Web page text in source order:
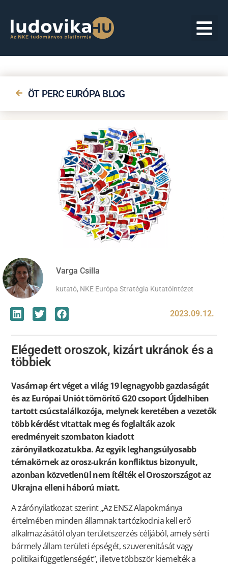
ÖT PERC EURÓPA BLOG
Varga Csilla
kutató, NKE Európa Stratégia Kutatóintézet
2023.09.12.
Elégedett oroszok, kizárt ukránok és a
többiek
Vasárnap ért véget a világ 19 legnagyobb gazdaságát
és az Európai Uniót tömörítő G20 csoport Újdelhiben
tartott csúcstalálkozója, melynek keretében a vezetők
több kérdést vitattak meg és foglalták azok
eredményeit szombaton kiadott
zárónyilatkozatukba. Az egyik leghangsúlyosabb
témakörnek az orosz-ukrán konfliktus bizonyult,
azonban közvetlenül nem ítélték el Oroszországot az
Ukrajna elleni háború miatt.
A zárónyilatkozat szerint „Az ENSZ Alapokmánya
értelmében minden államnak tartózkodnia kell erő
alkalmazásától olyan területszerzés céljából, amely sérti
bármely állam területi épségét, szuverenitását vagy
politikai függetlenségét”, illetve többször kiemelték a